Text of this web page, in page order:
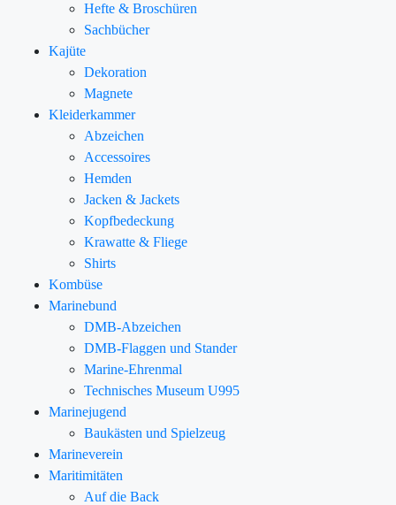
Hefte & Broschüren
Sachbücher
Kajüte
Dekoration
Magnete
Kleiderkammer
Abzeichen
Accessoires
Hemden
Jacken & Jackets
Kopfbedeckung
Krawatte & Fliege
Shirts
Kombüse
Marinebund
DMB-Abzeichen
DMB-Flaggen und Stander
Marine-Ehrenmal
Technisches Museum U995
Marinejugend
Baukästen und Spielzeug
Marineverein
Maritimitäten
Auf die Back